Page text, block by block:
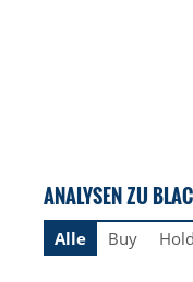
ANALYSEN ZU
Alle Buy Hold